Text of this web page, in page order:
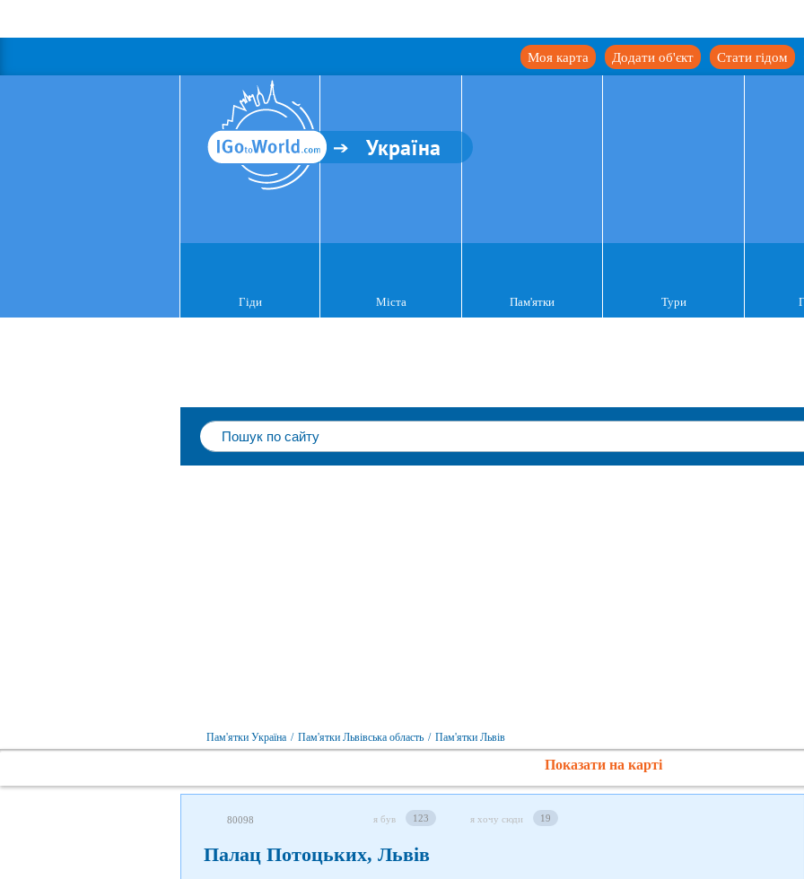
Стати гідом
Додати об'єкт
Моя карта
Україна
Гіди Міста Пам'ятки Тури
Пам'ятки Україна / Пам'ятки Львівська область / Пам'ятки Львів
Показати на карті
80098 я був 123 я хочу сюди 19
Палац Потоцьких, Львів